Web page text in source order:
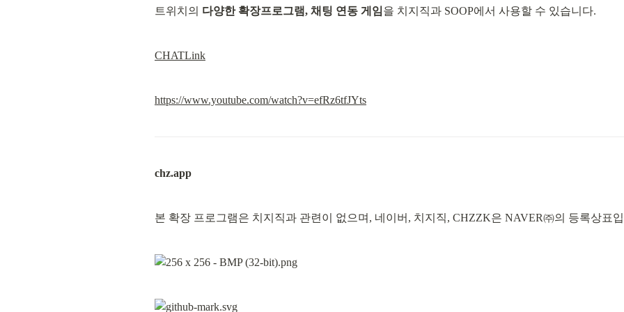
트위치의 다양한 확장프로그램, 채팅 연동 게임을 치지직과 SOOP에서 사용할 수 있습니다.
CHATLink
https://www.youtube.com/watch?v=efRz6tfJYts
chz.app
본 확장 프로그램은 치지직과 관련이 없으며, 네이버, 치지직, CHZZK은 NAVER㈜의 등록상표